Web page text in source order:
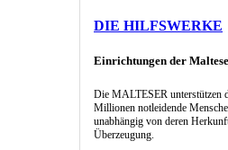
DIE HILFSWERKE
Einrichtungen der
Die MALTESER unterstützen
Millionen notleidende
unabhängig von deren
Überzeugung.